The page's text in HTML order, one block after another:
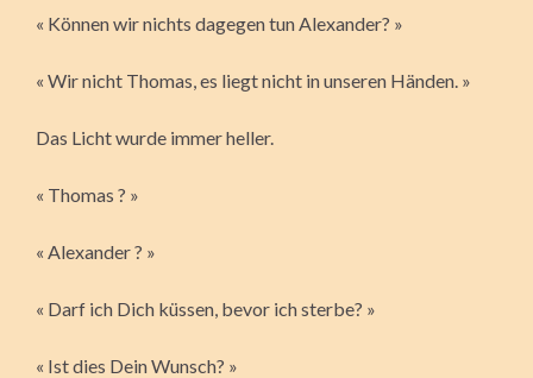
« Können wir nichts dagegen tun Alexander? »
« Wir nicht Thomas, es liegt nicht in unseren Händen. »
Das Licht wurde immer heller.
« Thomas ? »
« Alexander ? »
« Darf ich Dich küssen, bevor ich sterbe? »
« Ist dies Dein Wunsch? »